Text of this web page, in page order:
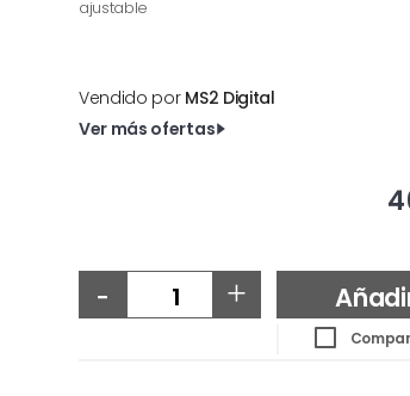
ajustable
Vendido por MS2 Digital
Ver más ofertas
- +